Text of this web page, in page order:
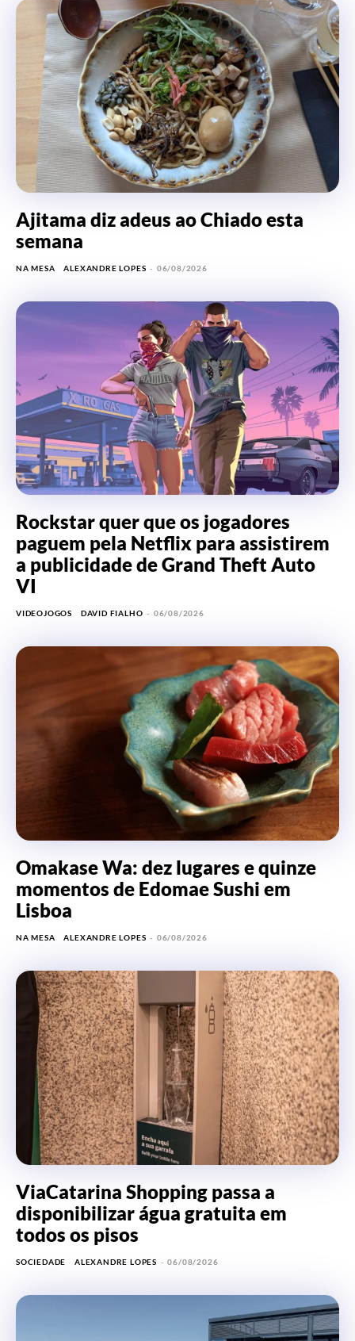
Ajitama diz adeus ao Chiado esta
semana
NA MESA ALEXANDRE LOPES - 06/08/2026
Rockstar quer que os jogadores
paguem pela Netflix para assistirem
a publicidade de Grand Theft Auto
VI
VIDEOJOGOS DAVID FIALHO - 06/08/2026
Omakase Wa: dez lugares e quinze
momentos de Edomae Sushi em
Lisboa
NA MESA ALEXANDRE LOPES - 06/08/2026
ViaCatarina Shopping passa a
disponibilizar água gratuita em
todos os pisos
SOCIEDADE ALEXANDRE LOPES - 06/08/2026